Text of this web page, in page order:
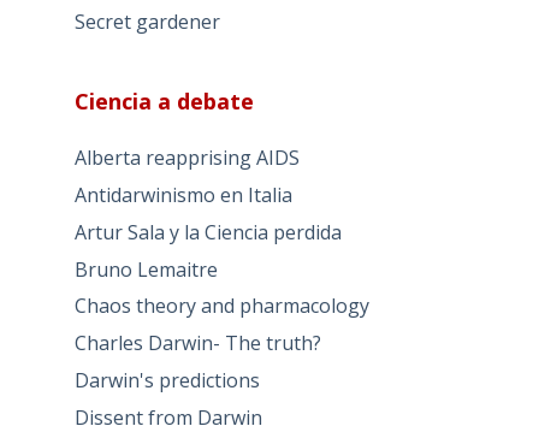
Secret gardener
Ciencia a debate
Alberta reapprising AIDS
Antidarwinismo en Italia
Artur Sala y la Ciencia perdida
Bruno Lemaitre
Chaos theory and pharmacology
Charles Darwin- The truth?
Darwin's predictions
Dissent from Darwin